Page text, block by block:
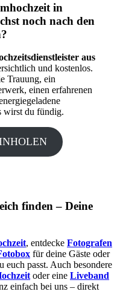
in
noch nach den
aus
und kostenlos.
Trauung, ein
einen erfahrenen
wirst du fündig.
finden – Deine
, entdecke Fotografen
für deine Gäste oder
euch passt. Auch besondere
oder eine Liveband
einfach bei uns – direkt